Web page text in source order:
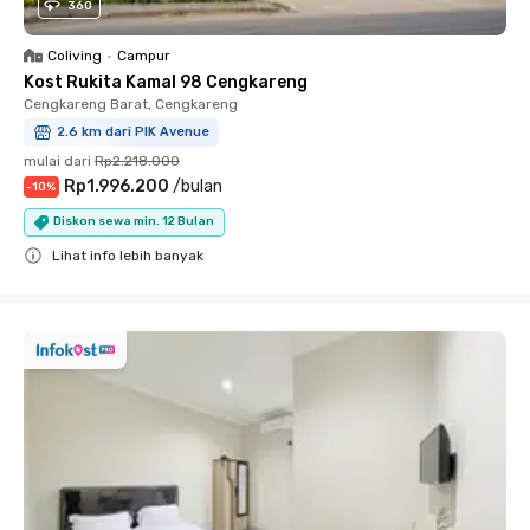
360
Coliving • Campur
Kost Rukita Kamal 98 Cengkareng
Cengkareng Barat, Cengkareng
2.6 km dari PIK Avenue
mulai dari Rp2.218.000
-10% Rp1.996.200 /bulan
Diskon sewa min. 12 Bulan
Lihat info lebih banyak